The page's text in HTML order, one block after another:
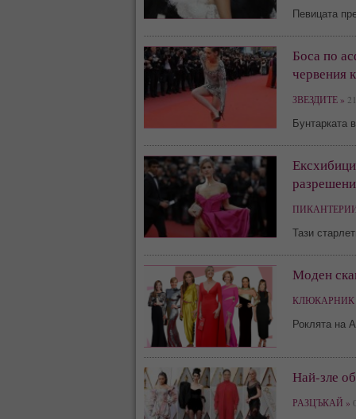
Певицата
Боса по
червения
ЗВЕЗДИТЕ »
Бунтарката
Тази
Моден
КЛЮКАРНИК
Роклята на
Най-зле
РАЗЦЪКАЙ »